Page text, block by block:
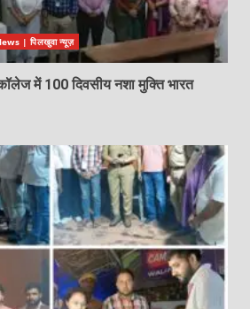
| पिलखुवा न्यूज़
में 100 दिवसीय नशा मुक्ति भारत